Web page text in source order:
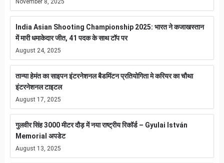
India Asian Shooting Championship 2025: भारत ने कजाखस्तान
में मारी धमाकेदार जीत, 41 पदक के साथ टॉप पर
August 24, 2025
तान्या हेमंत का साइपन इंटरनेशनल बैडमिंटन प्रतियोगिता मे करियर का चौथा
इंटरनेशनल टाइटल
August 17, 2025
गुलवीर सिंह 3000 मीटर दौड़ में नया राष्ट्रीय रिकॉर्ड – Gyulai István
Memorial अपडेट
August 13, 2025